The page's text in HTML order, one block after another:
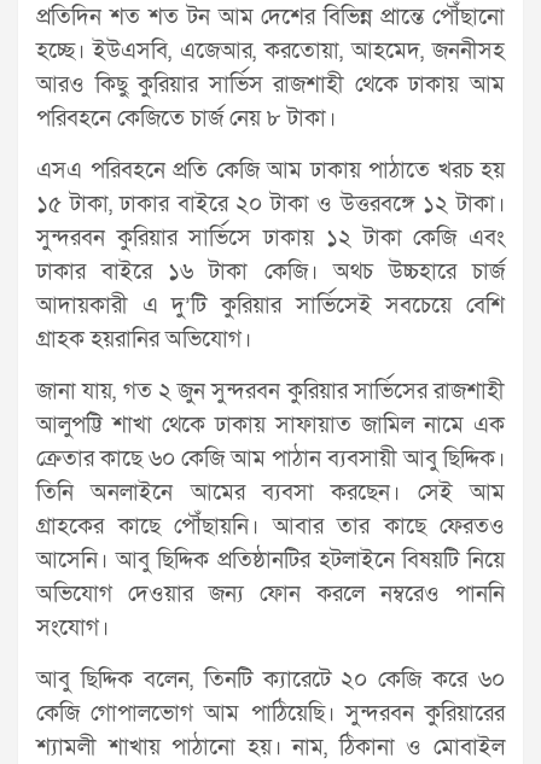
প্রতিদিন শত শত টন আম দেশের বিভিন্ন প্রান্তে পৌঁছানো
হচ্ছে। ইউএসবি, এজেআর, করতোয়া, আহমেদ, জননীসহ
আরও কিছু কুরিয়ার সার্ভিস রাজশাহী থেকে ঢাকায় আম
পরিবহনে কেজিতে চার্জ নেয় ৮ টাকা।
এসএ পরিবহনে প্রতি কেজি আম ঢাকায় পাঠাতে খরচ হয়
১৫ টাকা, ঢাকার বাইরে ২০ টাকা ও উত্তরবঙ্গে ১২ টাকা।
সুন্দরবন কুরিয়ার সার্ভিসে ঢাকায় ১২ টাকা কেজি এবং
ঢাকার বাইরে ১৬ টাকা কেজি। অথচ উচ্চহারে চার্জ
আদায়কারী এ দু’টি কুরিয়ার সার্ভিসেই সবচেয়ে বেশি
গ্রাহক হয়রানির অভিযোগ।
জানা যায়, গত ২ জুন সুন্দরবন কুরিয়ার সার্ভিসের রাজশাহী
আলুপট্টি শাখা থেকে ঢাকায় সাফায়াত জামিল নামে এক
ক্রেতার কাছে ৬০ কেজি আম পাঠান ব্যবসায়ী আবু ছিদ্দিক।
তিনি অনলাইনে আমের ব্যবসা করছেন। সেই আম
গ্রাহকের কাছে পৌঁছায়নি। আবার তার কাছে ফেরতও
আসেনি। আবু ছিদ্দিক প্রতিষ্ঠানটির হটলাইনে বিষয়টি নিয়ে
অভিযোগ দেওয়ার জন্য ফোন করলে নম্বরেও পাননি
সংযোগ।
আবু ছিদ্দিক বলেন, তিনটি ক্যারেটে ২০ কেজি করে ৬০
কেজি গোপালভোগ আম পাঠিয়েছি। সুন্দরবন কুরিয়ারের
শ্যামলী শাখায় পাঠানো হয়। নাম, ঠিকানা ও মোবাইল